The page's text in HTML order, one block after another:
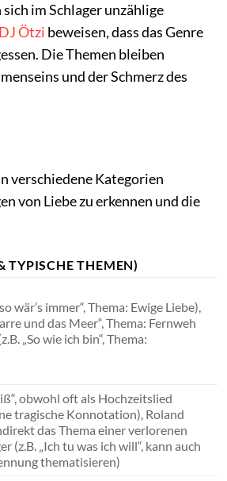
im Schlager unzählige
DJ Ötzi beweisen, dass das Genre
Die Themen bleiben
und der Schmerz des
verschiedene Kategorien
von Liebe zu erkennen und die
TYPISCHE THEMEN)
wär’s immer“, Thema: Ewige Liebe),
und das Meer“, Thema: Fernweh
„So wie ich bin“, Thema:
obwohl oft als Hochzeitslied
tragische Konnotation), Roland
das Thema einer verlorenen
(z.B. „Ich tu was ich will“, kann auch
thematisieren)